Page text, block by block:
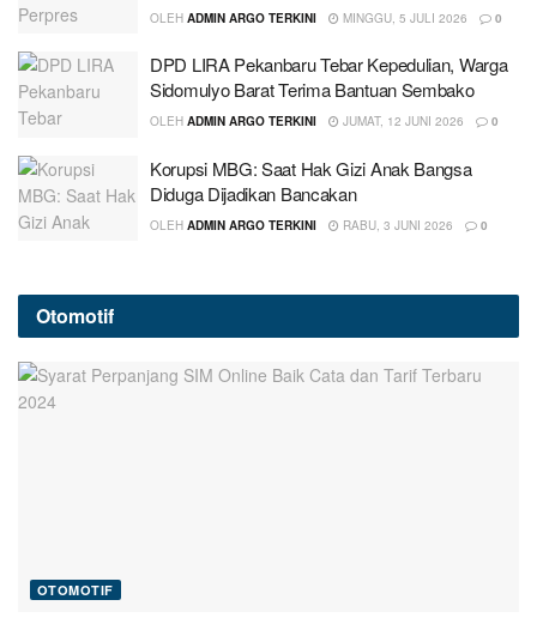
OLEH ADMIN ARGO TERKINI MINGGU, 5 JULI 2026 0
DPD LIRA Pekanbaru Tebar Kepedulian, Warga
Sidomulyo Barat Terima Bantuan Sembako
OLEH ADMIN ARGO TERKINI JUMAT, 12 JUNI 2026 0
Korupsi MBG: Saat Hak Gizi Anak Bangsa
Diduga Dijadikan Bancakan
OLEH ADMIN ARGO TERKINI RABU, 3 JUNI 2026 0
Otomotif
OTOMOTIF